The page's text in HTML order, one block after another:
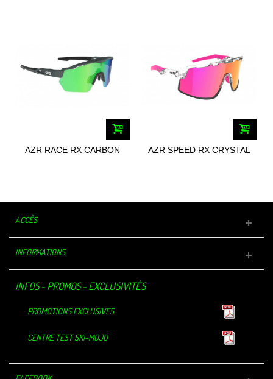
AZR RACE RX CARBON
AZR SPEED RX CRYSTAL
ACCÈS
INFORMATIONS
INFOS - PROMOS - EXCLUSIVITÉS
PROMOTIONS EXCLUSIVES
CENTRE TEST SKI-MOJO